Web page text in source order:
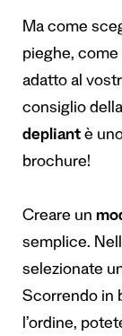
Ma come
pieghe,
adatto al
consiglio
depliant è
brochure!
Creare un
semplice.
selezionate
Scorrendo in
l’ordine,